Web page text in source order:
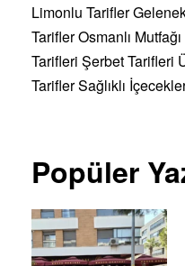
Limonlu Tarifler
TariflerOsmanlı Mutfağı
Tarifleri Şerbet Tarifleri
TariflerSağlıklı
Popüler